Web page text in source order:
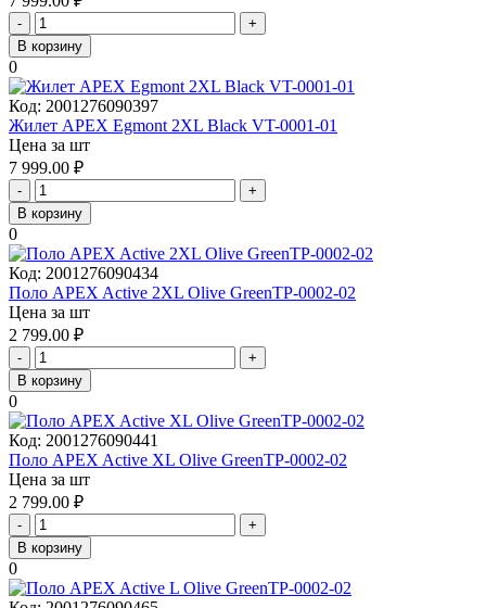
-
+
В корзину
0
Код: 2001276090397
Жилет APEX Egmont 2XL Black VT-0001-01
Цена за шт
7 999.00 ₽
-
+
В корзину
0
Код: 2001276090434
Поло APEX Active 2XL Olive GreenTP-0002-02
Цена за шт
2 799.00 ₽
-
+
В корзину
0
Код: 2001276090441
Поло APEX Active XL Olive GreenTP-0002-02
Цена за шт
2 799.00 ₽
-
+
В корзину
0